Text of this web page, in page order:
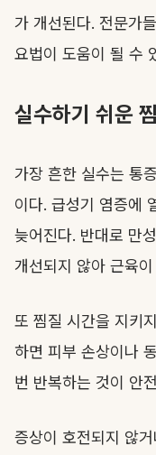
가 개선된다. 전문가
요법이 도움이 될 수
실수하기 쉬운
가장 흔한 실수는 통
이다. 급성기 염증에
늦어진다. 반대로 만
개선되지 않아 근육
또 찜질 시간을 지키
하면 피부 손상이나
번 반복하는 것이 안
증상이 호전되지 않